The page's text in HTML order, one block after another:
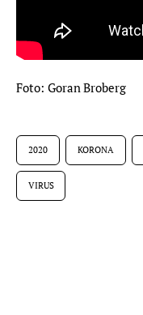
Foto: Goran Broberg
2020 KORONA
VIRUS